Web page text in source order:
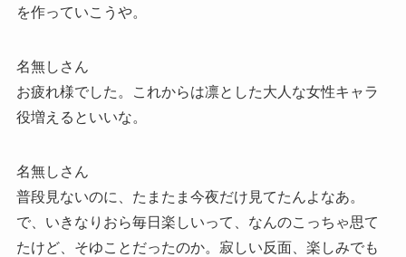
を作っていこうや。
名無しさん
お疲れ様でした。これからは凛とした大人な女性キャラ
役増えるといいな。
名無しさん
普段見ないのに、たまたま今夜だけ見てたんよなあ。
で、いきなりおら毎日楽しいって、なんのこっちゃ思て
たけど、そゆことだったのか。寂しい反面、楽しみでも